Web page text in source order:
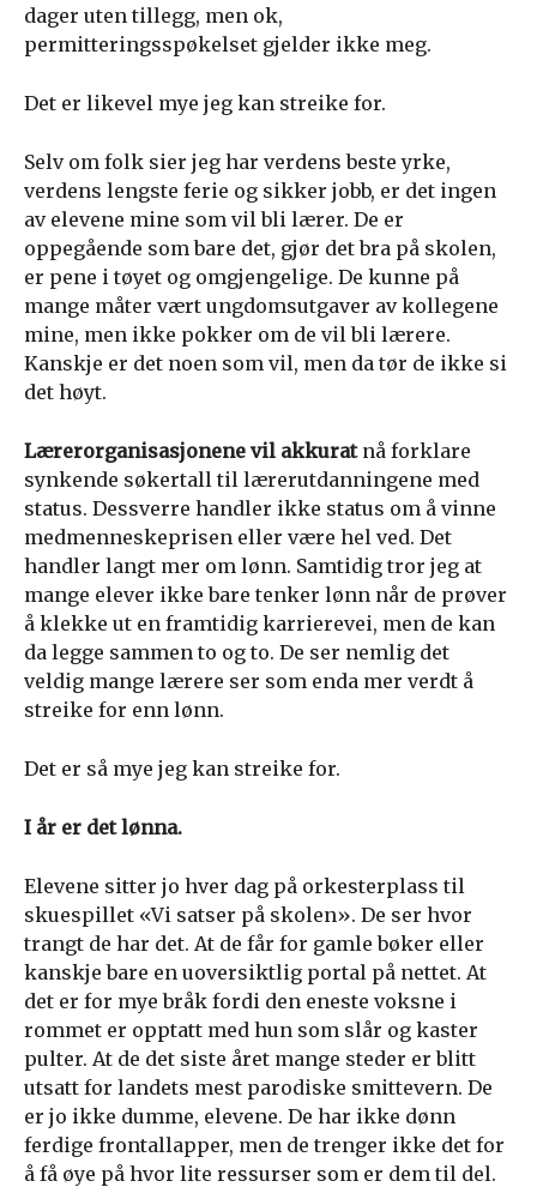
dager uten tillegg, men ok,
permitteringsspøkelset gjelder ikke meg.
Det er likevel mye jeg kan streike for.
Selv om folk sier jeg har verdens beste yrke,
verdens lengste ferie og sikker jobb, er det ingen
av elevene mine som vil bli lærer. De er
oppegående som bare det, gjør det bra på skolen,
er pene i tøyet og omgjengelige. De kunne på
mange måter vært ungdomsutgaver av kollegene
mine, men ikke pokker om de vil bli lærere.
Kanskje er det noen som vil, men da tør de ikke si
det høyt.
Lærerorganisasjonene vil akkuratnå forklare
synkende søkertall til lærerutdanningene med
status. Dessverre handler ikke status om å vinne
medmenneskeprisen eller være hel ved. Det
handler langt mer om lønn. Samtidig tror jeg at
mange elever ikke bare tenker lønn når de prøver
å klekke ut en framtidig karrierevei, men de kan
da legge sammen to og to. De ser nemlig det
veldig mange lærere ser som enda mer verdt å
streike for enn lønn.
Det er så mye jeg kan streike for.
I år er det lønna.
Elevene sitter jo hver dag på orkesterplass til
skuespillet «Vi satser på skolen». De ser hvor
trangt de har det. At de får for gamle bøker eller
kanskje bare en uoversiktlig portal på nettet. At
det er for mye bråk fordi den eneste voksne i
rommet er opptatt med hun som slår og kaster
pulter. At de det siste året mange steder er blitt
utsatt for landets mest parodiske smittevern. De
er jo ikke dumme, elevene. De har ikke dønn
ferdige frontallapper, men de trenger ikke det for
å få øye på hvor lite ressurser som er dem til del.